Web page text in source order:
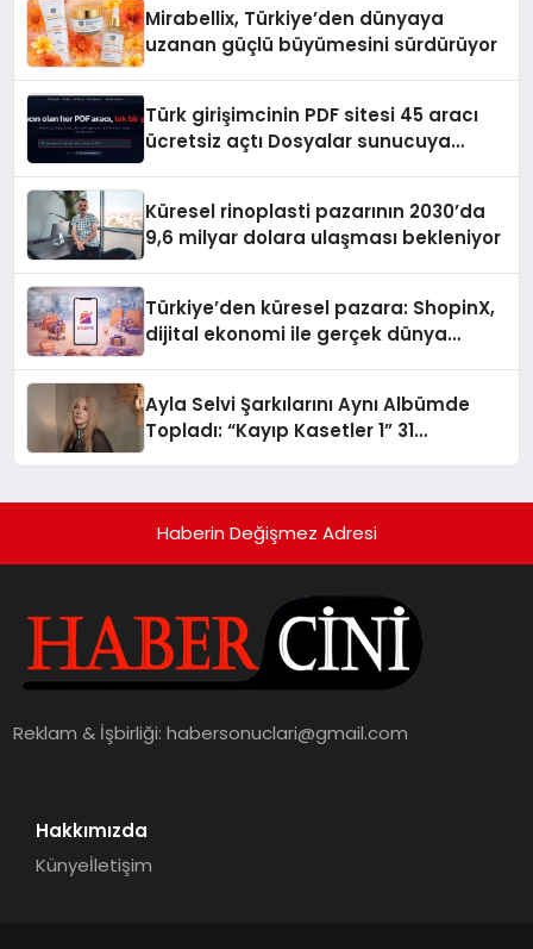
Mirabellix, Türkiye’den dünyaya
uzanan güçlü büyümesini sürdürüyor
Türk girişimcinin PDF sitesi 45 aracı
ücretsiz açtı Dosyalar sunucuya
Küresel rinoplasti pazarının 2030’da
9,6 milyar dolara ulaşması bekleniyor
Türkiye’den küresel pazara: ShopinX,
dijital ekonomi ile gerçek dünya
Ayla Selvi Şarkılarını Aynı Albümde
Topladı: “Kayıp Kasetler 1” 31
Haberin Değişmez Adresi
Reklam & İşbirliği:habersonuclari@gmail.com
Hakkımızda
Künyeİletişim